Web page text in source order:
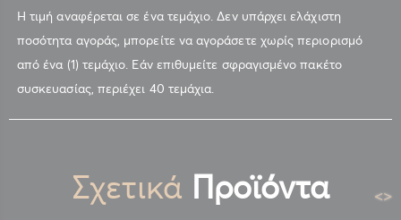
Η τιμή αναφέρεται σε ένα τεμάχιο. Δεν υπάρχει ελάχιστη
ποσότητα αγοράς, μπορείτε να αγοράσετε χωρίς περιορισμό
από ένα (1) τεμάχιο. Εάν επιθυμείτε σφραγισμένο πακέτο
συσκευασίας, περιέχει 40 τεμάχια.
Σχετικά Προϊόντα <>